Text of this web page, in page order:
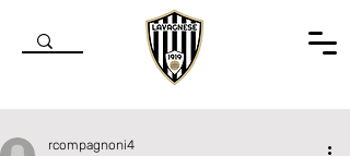
rcompagnoni4